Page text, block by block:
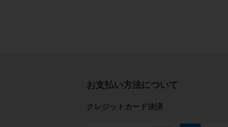
お支払い方法について
クレジットカード決済